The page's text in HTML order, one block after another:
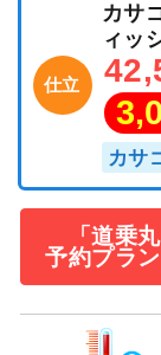
仕立
カサ
ィッ
カサ
「道乗
予約プラ